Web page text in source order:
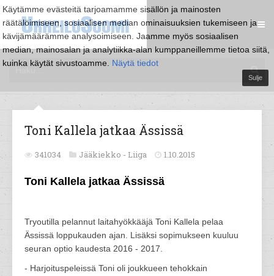
Käytämme evästeitä tarjoamamme sisällön ja mainosten
räätälöimiseen, sosiaalisen median ominaisuuksien tukemiseen ja
kävijämäärämme analysoimiseen. Jaamme myös sosiaalisen
median, mainosalan ja analytiikka-alan kumppaneillemme tietoa siitä,
kuinka käytät sivustoamme. Näytä tiedot
Sulje
Toni Kallela jatkaa Ässissä
341034 Jääkiekko - Liiga 1.10.2015
Toni Kallela jatkaa Ässissä
Tryoutilla pelannut laitahyökkääjä Toni Kallela pelaa
Ässissä loppukauden ajan. Lisäksi sopimukseen kuuluu
seuran optio kaudesta 2016 - 2017.
- Harjoituspeleissä Toni oli joukkueen tehokkain